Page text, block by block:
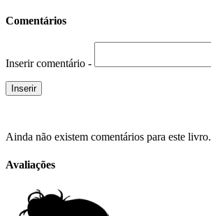
Comentários
Inserir comentário -
Ainda não existem comentários para este livro.
Avaliações